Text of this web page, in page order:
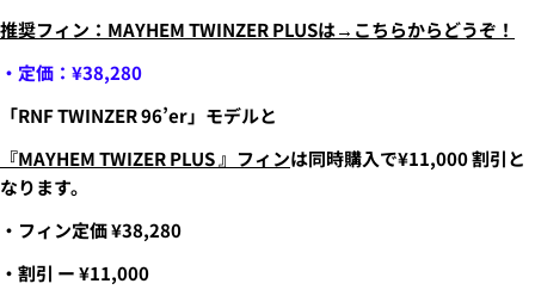
カード会社の指示に従って認証を完了させてくださ
推奨フィン：MAYHEM TWINZER PLUSは→こちらからどうぞ！
・定価：¥38,280
「RNF TWINZER 96’er」モデルと
『MAYHEM TWIZER PLUS 』フィンは同時購入で¥11,000 割引と
なります。
・フィン定価 ¥38,280
・割引 ー ¥11,000